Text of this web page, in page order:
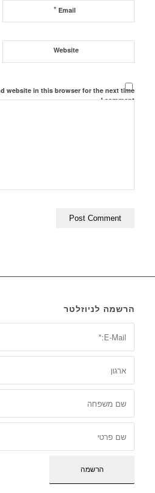
Email
*
Website
website in this browser for the next time
I comment.
הרשמה לניוזלטר